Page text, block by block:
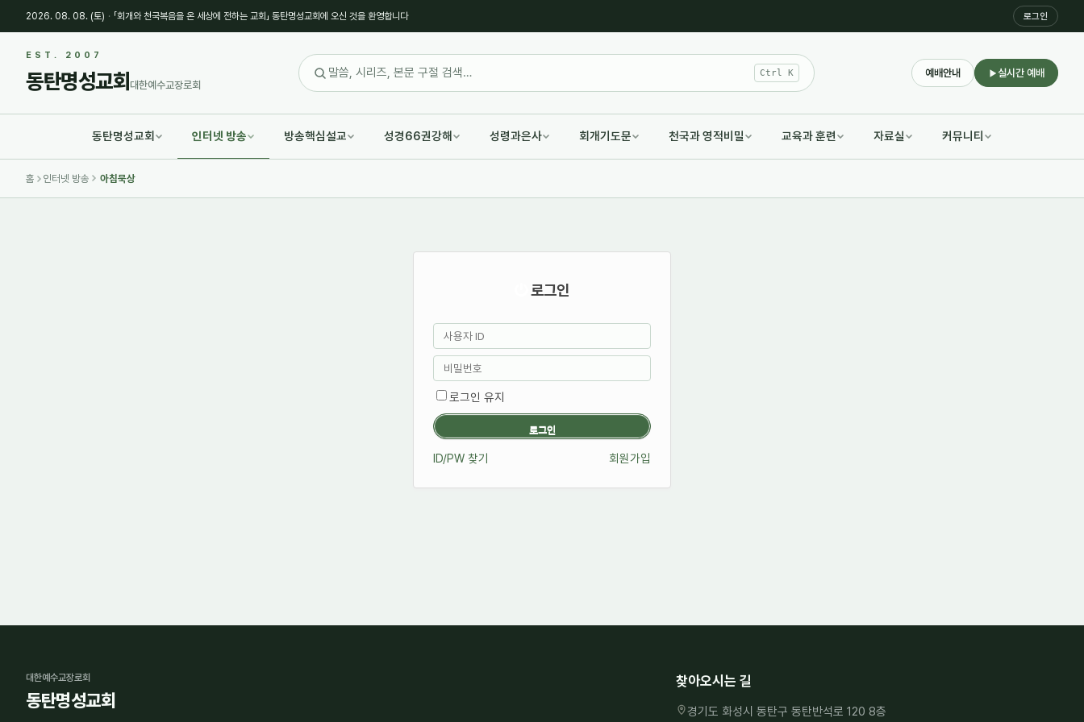
2026. 08. 08. (토) · 「회개와 천국복음을 온 세상에 전하는 교회」 동탄명성교회에 오신 것을 환영합니다 로그인
EST. 2007
동탄명성교회 대한예수교장로회
Ctrl K 예배안내 실시간 예배
동탄명성교회 인터넷 방송 방송핵심설교 성경66권강해 성령과은사 회개기도문 천국과 영적비밀 교육과 훈련 자료실 커뮤니티
홈 인터넷 방송 아침묵상
로그인
로그인 유지
ID/PW 찾기 회원가입
대한예수교장로회
동탄명성교회
찾아오시는 길
경기도 화성시 동탄구 동탄반석로 120 8층